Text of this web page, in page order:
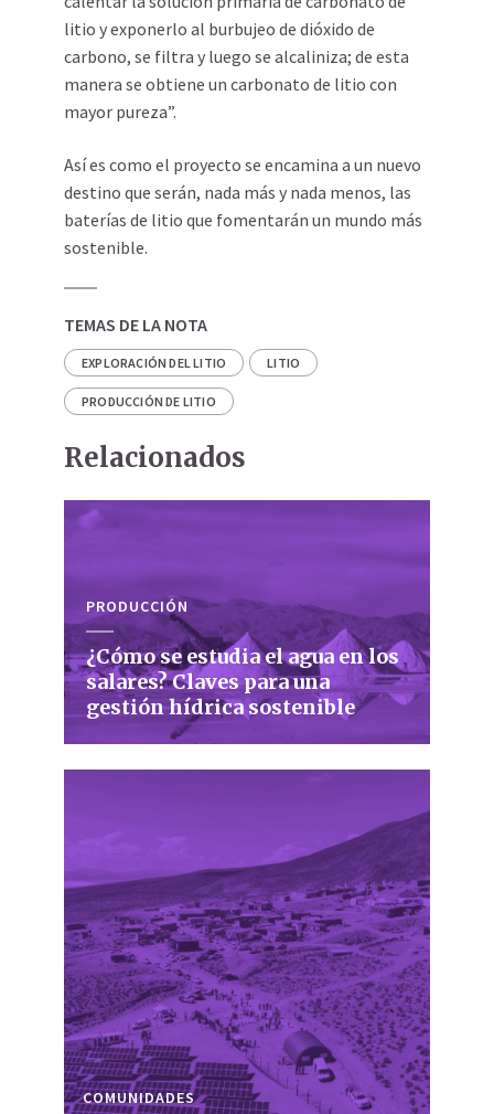
litio y exponerlo al burbujeo de dióxido de
carbono, se filtra y luego se alcaliniza; de esta
manera se obtiene un carbonato de litio con
mayor pureza”.
Así es como el proyecto se encamina a un nuevo
destino que serán, nada más y nada menos, las
baterías de litio que fomentarán un mundo más
sostenible.
TEMAS DE LA NOTA
EXPLORACIÓN DEL LITIO LITIO
PRODUCCIÓN DE LITIO
Relacionados
PRODUCCIÓN
¿Cómo se estudia el agua en los
salares? Claves para una
gestión hídrica sostenible
COMUNIDADES